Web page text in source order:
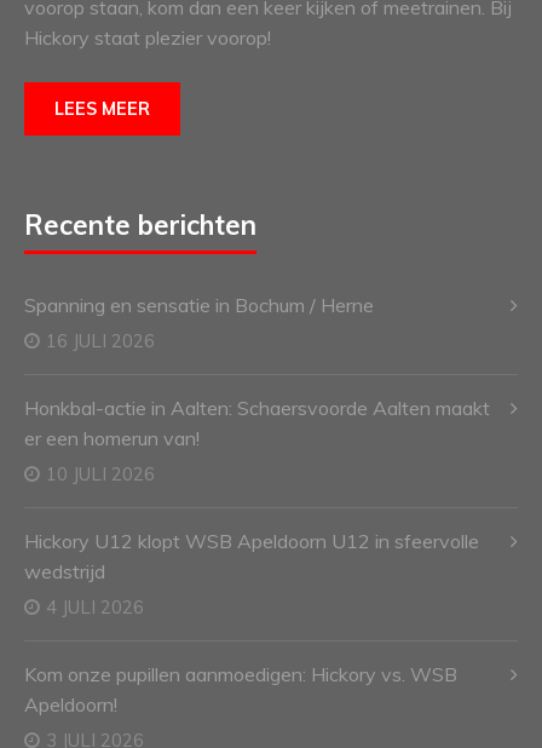
voorop staan, kom dan een keer kijken of meetrainen. Bij
Hickory staat plezier voorop!
LEES MEER
Recente berichten
Spanning en sensatie in Bochum / Herne
16 JULI 2026
Honkbal-actie in Aalten: Schaersvoorde Aalten maakt
er een homerun van!
10 JULI 2026
Hickory U12 klopt WSB Apeldoorn U12 in sfeervolle
wedstrijd
4 JULI 2026
Kom onze pupillen aanmoedigen: Hickory vs. WSB
Apeldoorn!
3 JULI 2026